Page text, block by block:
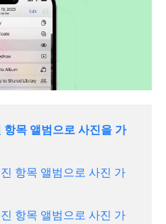
목 앨범으로 사진을 가
항목 앨범으로 사진 가
항목 앨범으로 사진 가